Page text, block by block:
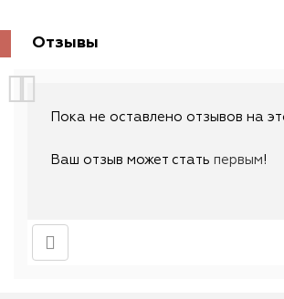
Отзывы
Пока не оставлено отзывов на
Ваш отзыв может стать первым!